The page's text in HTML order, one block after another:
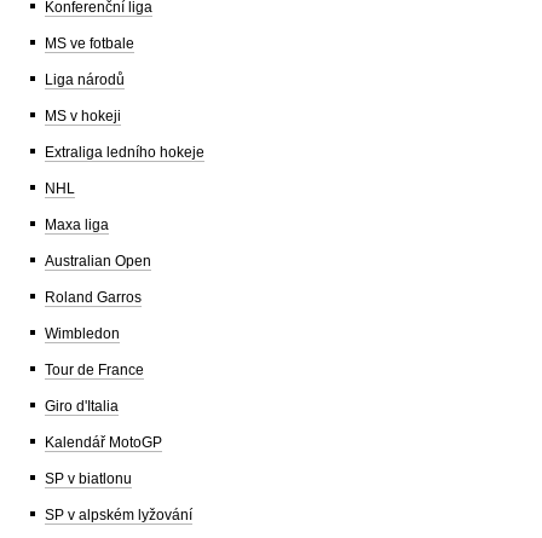
Konferenční liga
MS ve fotbale
Liga národů
MS v hokeji
Extraliga ledního hokeje
NHL
Maxa liga
Australian Open
Roland Garros
Wimbledon
Tour de France
Giro d'Italia
Kalendář MotoGP
SP v biatlonu
SP v alpském lyžování